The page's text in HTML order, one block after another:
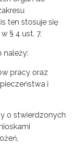
ten stosuje się
§ 4 ust. 7.
należy:
pracy oraz
i
o stwierdzonych